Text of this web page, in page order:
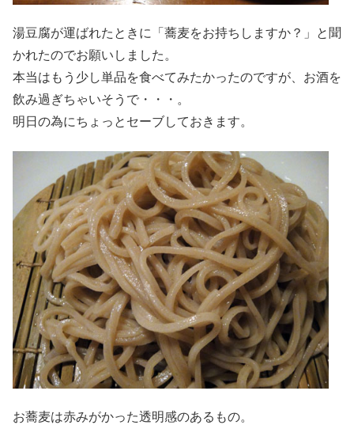
湯豆腐が運ばれたときに「蕎麦をお持ちしますか？」と聞
かれたのでお願いしました。
本当はもう少し単品を食べてみたかったのですが、お酒を
飲み過ぎちゃいそうで・・・。
明日の為にちょっとセーブしておきます。
お蕎麦は赤みがかった透明感のあるもの。